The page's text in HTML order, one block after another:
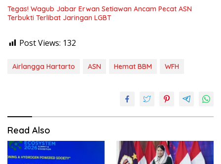
Tegas! Wagub Jabar Erwan Setiawan Ancam Pecat ASN
Terbukti Terlibat Jaringan LGBT
Post Views: 132
Airlangga Hartarto ASN Hemat BBM WFH
Read Also